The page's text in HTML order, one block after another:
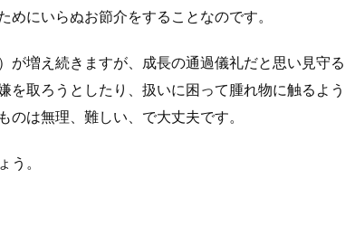
にいらぬお節介をすることなのです。
が増え続きますが、成長の通過儀礼だと思い見守る
取ろうとしたり、扱いに困って腫れ物に触るよう
は無理、難しい、で大丈夫です。
う。